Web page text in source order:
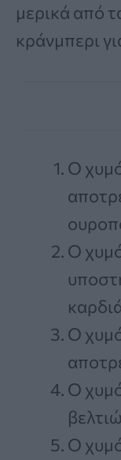
μερικά από
κράνμπερι
Ο
Ο
Ο
Ο
Ο